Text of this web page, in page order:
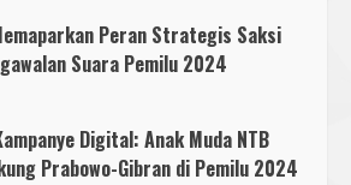
Peran Strategis Saksi
Suara Pemilu 2024
Digital: Anak Muda NTB
Prabowo-Gibran di Pemilu 2024